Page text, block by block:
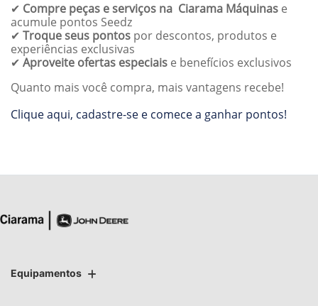
✔ Compre peças e serviços na Ciarama Máquinas e
acumule pontos Seedz
✔ Troque seus pontos por descontos, produtos e
experiências exclusivas
✔ Aproveite ofertas especiais e benefícios exclusivos
Quanto mais você compra, mais vantagens recebe!
Clique aqui, cadastre-se e comece a ganhar pontos!
Equipamentos